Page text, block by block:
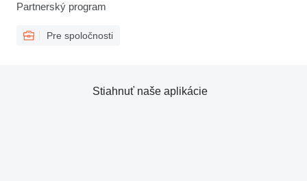
Partnerský program
Pre spoločnosti
Stiahnuť naše aplikácie